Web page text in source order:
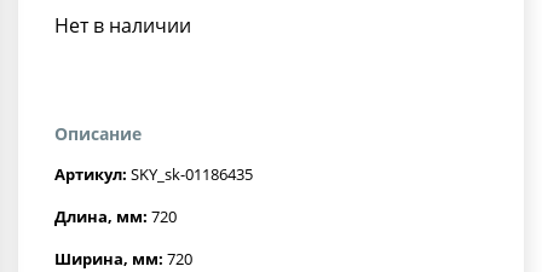
Нет в наличии
Описание
Артикул: SKY_sk-01186435
Длина, мм: 720
Ширина, мм: 720